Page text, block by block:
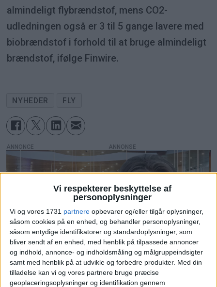
Vi respekterer beskyttelse af
personoplysninger
Vi og vores 1731 partnere opbevarer og/eller tilgår oplysninger,
såsom cookies på en enhed, og behandler personoplysninger,
såsom entydige identifikatorer og standardoplysninger, som
bliver sendt af en enhed, med henblik på tilpassede annoncer
og indhold, annonce- og indholdsmåling og målgruppeindsigter
samt med henblik på at udvikle og forbedre produkter. Med din
tilladelse kan vi og vores partnere bruge præcise
geoplaceringsoplysninger og identifikation gennem
almindeligt flybrændstof, mens CO2-
udledningen også er 3 til 5 gange lavere med
biobrændstof i forhold til at bruge almindeligt
brændstof, ifølge Finwire.
NYHEDER FLY
ANNONCE
PREMIUM